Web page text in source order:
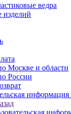
ведра
изделий
Москве и области
России
информация